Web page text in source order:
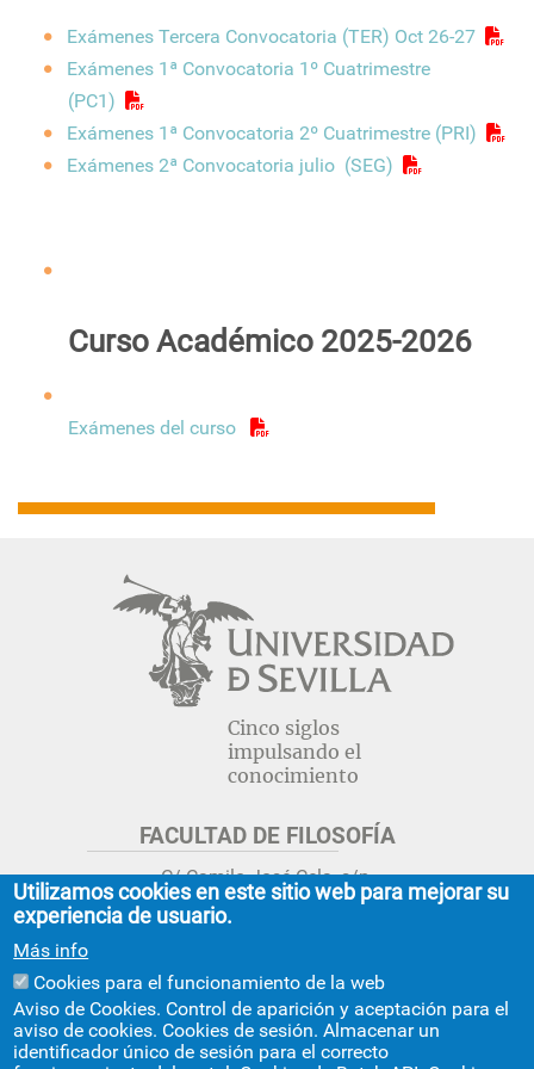
Exámenes Tercera Convocatoria (TER) Oct 26-27
Exámenes 1ª Convocatoria 1º Cuatrimestre
(PC1)
Exámenes 1ª Convocatoria 2º Cuatrimestre (PRI)
Exámenes 2ª Convocatoria julio (SEG)
Curso Académico 2025-2026
Exámenes del curso
principal
Cinco siglos
impulsando el
conocimiento
FACULTAD DE FILOSOFÍA
C/ Camilo José Cela, s/n.
Sevilla 41018.
adminfil@us.es
+info
GRADO ESTUDIOS ASIA ORIENTAL
Utilizamos cookies en este sitio web para mejorar su
experiencia de usuario.
Más info
Cookies para el funcionamiento de la web
Aviso de Cookies. Control de aparición y aceptación para el
aviso de cookies. Cookies de sesión. Almacenar un
identificador único de sesión para el correcto